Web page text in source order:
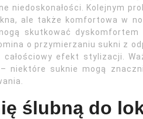
niedoskonałości. Kolejnym
ale także komfortowa w
skutkować dyskomfortem
o przymierzaniu sukni z
całościowy efekt stylizacji.
niektóre suknie mogą
ślubną do